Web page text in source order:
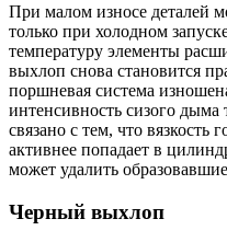
При малом износе деталей
только при холодном
температуру элементы
выхлоп снова становится
поршневая система
интенсивность сизого дыма
связано с тем, что вязкость
активнее попадает в
может удалить
Черный выхлоп